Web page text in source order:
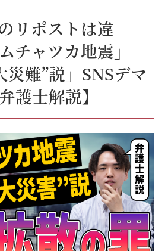
リポストは違
チャツカ地震」
災難”説」SNSデマ
護士解説】